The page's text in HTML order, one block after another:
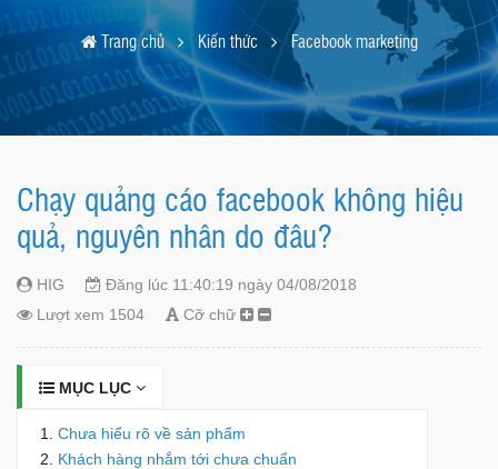
Trang chủ Kiến thức Facebook marketing
Chạy quảng cáo facebook không hiệu
quả, nguyên nhân do đâu?
HIG
Đăng lúc 11:40:19 ngày 04/08/2018
Lượt xem 1504
Cỡ chữ
MỤC LỤC
Chưa hiểu rõ về sản phẩm
Khách hàng nhắm tới chưa chuẩn